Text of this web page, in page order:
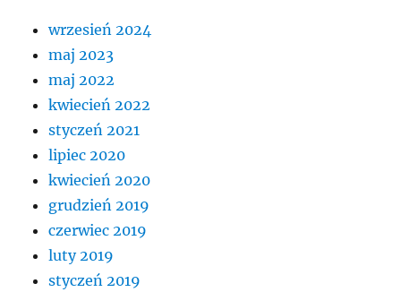
wrzesień 2024
maj 2023
maj 2022
kwiecień 2022
styczeń 2021
lipiec 2020
kwiecień 2020
grudzień 2019
czerwiec 2019
luty 2019
styczeń 2019